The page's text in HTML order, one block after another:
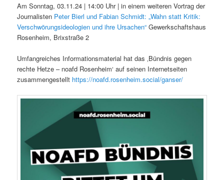
Am Sonntag, 03.11.24 | 14:00 Uhr | in einem weiteren Vortrag der
Journalisten Peter Bierl und Fabian Schmidt: „Wahn statt Kritik:
Verschwörungsideologien und ihre Ursachen“ Gewerkschaftshaus
Rosenheim, Brixstraße 2
Umfangreiches Informationsmaterial hat das ‚Bündnis gegen
rechte Hetze – noafd Rosenheim‘ auf seinen Internetseiten
zusammengestellt https://noafd.rosenheim.social/ganser/